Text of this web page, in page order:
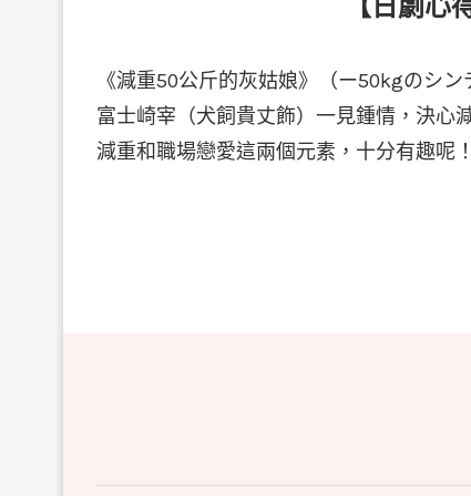
《減重50公斤的灰姑娘》（ー50kgのシ
富士崎宰（犬飼貴丈飾）一見鍾情，決心
減重和職場戀愛這兩個元素，十分有趣呢！